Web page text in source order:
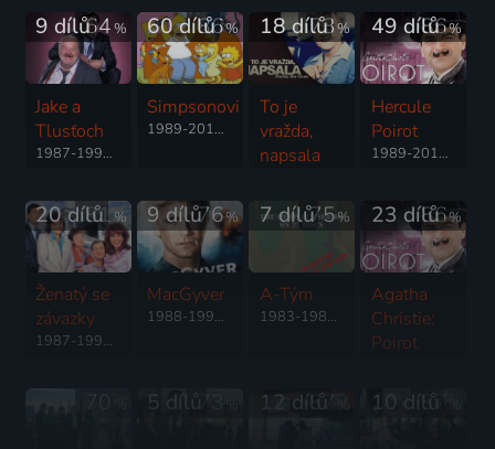
64%
9 dílů
Jake a
Tlusťoch
1987-1992 | USA | Krimi, Drama
86%
60 dílů
Simpsonovi
1989-2019 | USA | Animovaný, Komedie, Rodinný
73%
18 dílů
To je
vražda,
napsala
86%
49 dílů
Hercule
Poirot
1989-2014 | Velká Británie | Thriller, Drama, Krimi, Mysteriózní, Rodinný
81 %
20 dílů
Ženatý se
závazky
1987-1997 | USA | Komedie
76%
9 dílů
MacGyver
1988-1990 | USA, Kanada | Dobrodružný, Akční, Drama, Krimi, Thriller
75%
7 dílů
A-Tým
1983-1984 | USA | Akční, Dobrodružný, Krimi
86%
23 dílů
Agatha
Christie:
Poirot
73
5 dílů 87 %
12 dílů 87
10 dílů